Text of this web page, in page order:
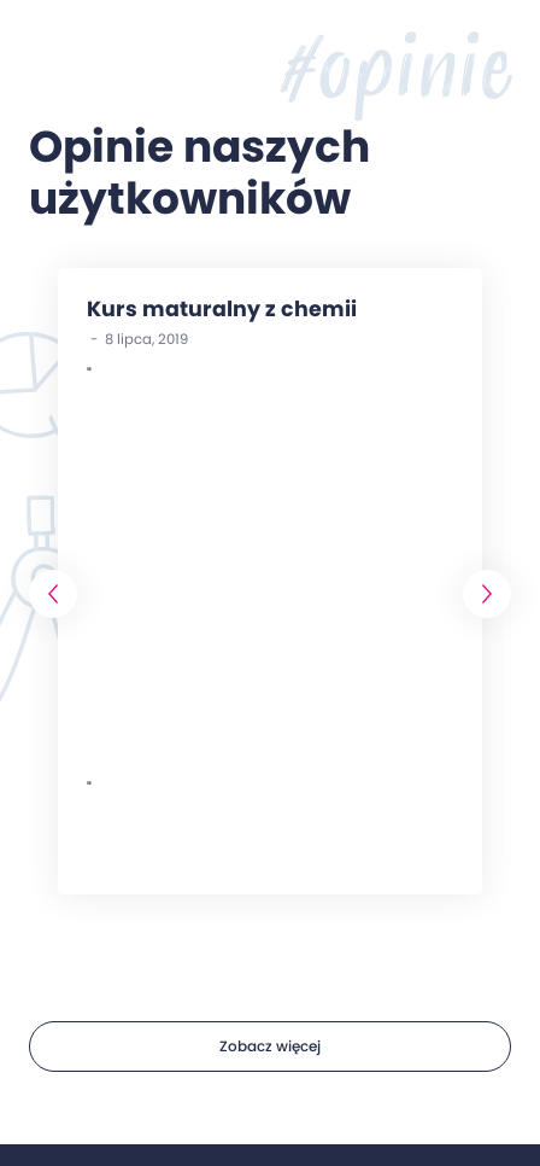
Opinie naszych
użytkowników
#opinie
Kurs maturalny z chemii
- 8 lipca, 2019
"
"
Zobacz więcej